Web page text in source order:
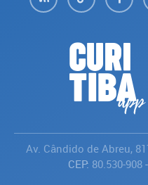
Av. Cândido de Abreu,
CEP: 80.530-908-